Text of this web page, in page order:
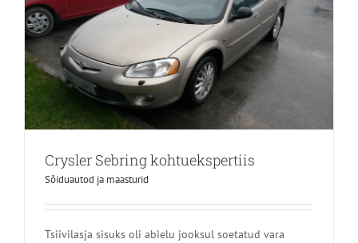
Crysler Sebring kohtuekspertiis
Sõiduautod ja maasturid
Tsiivilasja sisuks oli abielu jooksul soetatud vara